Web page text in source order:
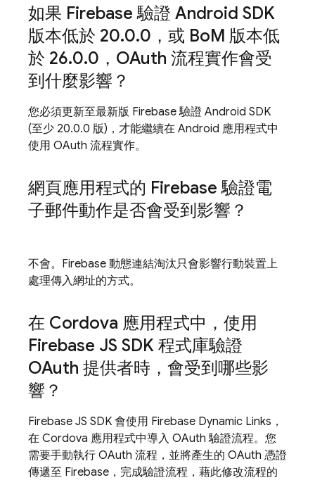
如果 Firebase 驗證 Android SDK
版本低於 20.0.0，或 BoM 版本低
於 26.0.0，OAuth 流程實作會受
到什麼影響？
您必須更新至最新版 Firebase 驗證 Android SDK
(至少 20.0.0 版)，才能繼續在 Android 應用程式中
使用 OAuth 流程實作。
網頁應用程式的 Firebase 驗證電
子郵件動作是否會受到影響？
不會。Firebase 動態連結淘汰只會影響行動裝置上
處理傳入網址的方式。
在 Cordova 應用程式中，使用
Firebase JS SDK 程式庫驗證
OAuth 提供者時，會受到哪些影
響？
Firebase JS SDK 會使用 Firebase Dynamic Links，
在 Cordova 應用程式中導入 OAuth 驗證流程。您
需要手動執行 OAuth 流程，並將產生的 OAuth 憑證
傳遞至 Firebase，完成驗證流程，藉此修改流程的